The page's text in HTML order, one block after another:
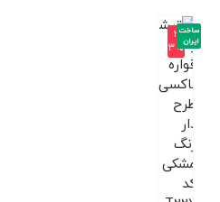
-3
3%
ساخت
ایران